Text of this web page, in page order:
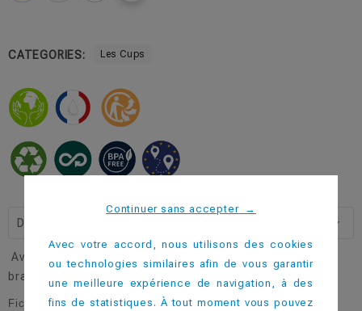
CATEGORIES: Les Cups
Description
Avec sa capacité pleine à 50cl, il s'agît du Cup favori des
brasseurs !
Fiche technique
Continuer sans accepter →
Avec votre accord, nous utilisons des cookies
ou technologies similaires afin de vous garantir
une meilleure expérience de navigation, à des
fins de statistiques. À tout moment vous pouvez